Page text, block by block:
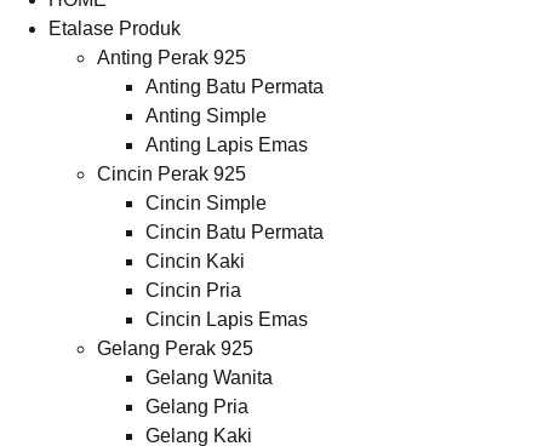
Etalase Produk
Anting Perak 925
Anting Batu Permata
Anting Simple
Anting Lapis Emas
Cincin Perak 925
Cincin Simple
Cincin Batu Permata
Cincin Kaki
Cincin Pria
Cincin Lapis Emas
Gelang Perak 925
Gelang Wanita
Gelang Pria
Gelang Kaki